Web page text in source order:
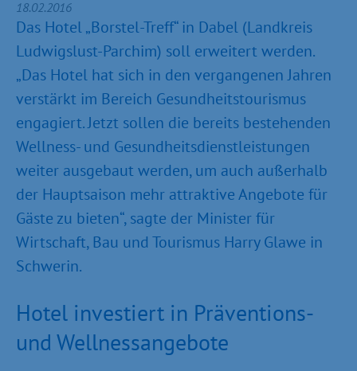
18.02.2016
Das Hotel „Borstel-Treff“ in Dabel (Landkreis
Ludwigslust-Parchim) soll erweitert werden.
„Das Hotel hat sich in den vergangenen Jahren
verstärkt im Bereich Gesundheitstourismus
engagiert. Jetzt sollen die bereits bestehenden
Wellness- und Gesundheitsdienstleistungen
weiter ausgebaut werden, um auch außerhalb
der Hauptsaison mehr attraktive Angebote für
Gäste zu bieten“, sagte der Minister für
Wirtschaft, Bau und Tourismus Harry Glawe in
Schwerin.
Hotel investiert in Präventions-
und Wellnessangebote